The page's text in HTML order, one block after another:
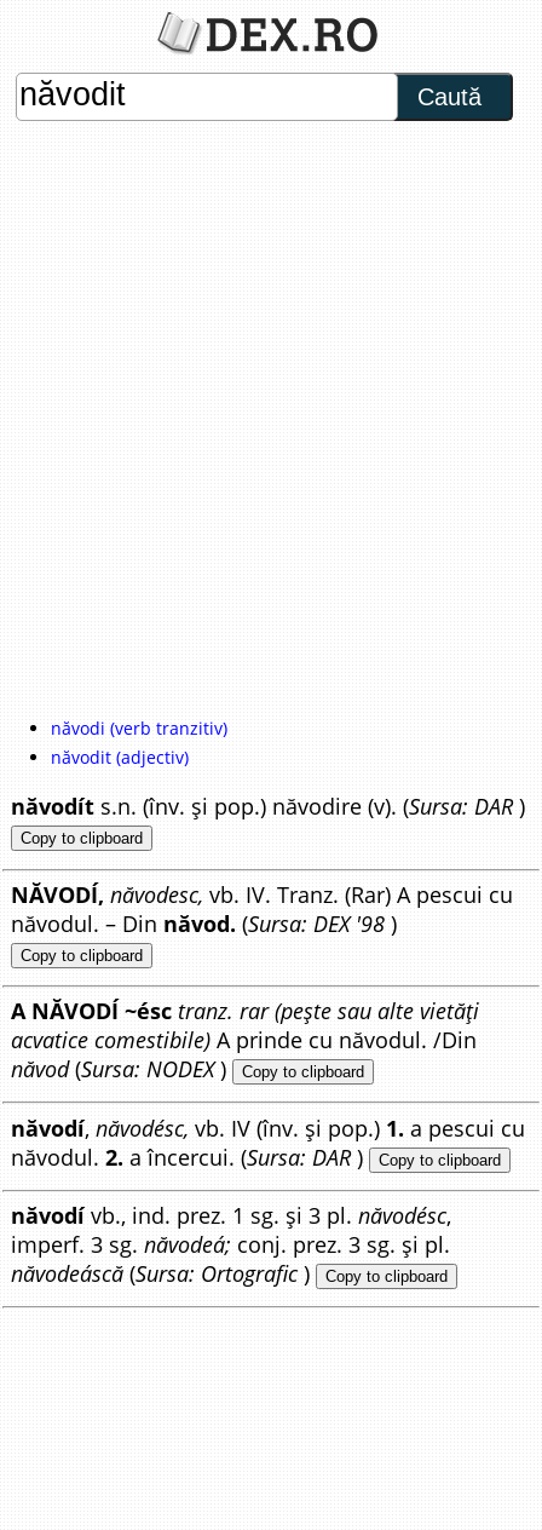
Caută
năvodi (verb tranzitiv)
năvodit (adjectiv)
năvodít s.n. (înv. și pop.) năvodire (v). (Sursa: DAR)
Copy to clipboard
NĂVODÍ, năvodesc, vb. IV. Tranz. (Rar) A pescui cu
năvodul. – Din năvod. (Sursa: DEX '98 )
Copy to clipboard
A NĂVODÍ ~ésc tranz. rar (pește sau alte vietăți
acvatice comestibile) A prinde cu năvodul. /Din
năvod(Sursa: NODEX) Copy to clipboard
năvodí,năvodésc, vb. IV (înv. și pop.) 1. a pescui cu
năvodul.2. a încercui. (Sursa: DAR) Copy to clipboard
năvodívb., ind. prez. 1 sg. și 3 pl.năvodésc,
imperf. 3 sg.năvodeá; conj. prez. 3 sg. și pl.
năvodeáscă (Sursa: Ortografic ) Copy to clipboard